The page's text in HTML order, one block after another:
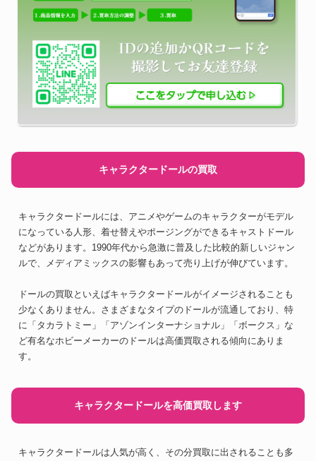
キャラクタードールの買取
キャラクタードールには、アニメやゲームのキャラクターがモデル
になっている人形、着せ替えやポージングができるキャストドール
などがあります。1990年代から急激に普及した比較的新しいジャン
ルで、メディアミックスの影響もあって売り上げが伸びています。
ドールの買取といえばキャラクタードールがイメージされることも
少なくありません。さまざまなタイプのドールが流通しており、特
に「タカラトミー」「アゾンインターナショナル」「ボークス」な
ど有名なホビーメーカーのドールは高価買取される傾向にありま
す。
キャラクタードールを高価買取します
キャラクタードールは人気が高く、その分買取に出されることも多